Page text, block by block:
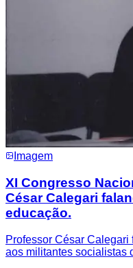
Imagem
XI Congresso
César Calegari
educação.
Professor César
aos militantes socialistas